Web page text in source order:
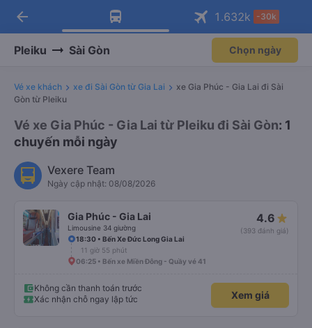
Tải app Vexere ngay!
Nhận ưu đãi thành viên độc
Mở app
Tải app Vexere
-30k/ghế khi đặt vé máy bay qua
Mở app
arrow_back 1.632k -30k
Pleiku Sài Gòn Chọn ngày
Vé xe khách xe đi Sài Gòn từ Gia Lai
xe Gia Phúc - Gia Lai đi Sài
Gòn từ Pleiku
Vé xe Gia Phúc - Gia Lai từ Pleiku đi Sài Gòn: 1
chuyến mỗi ngày
Vexere Team
Ngày cập nhật: 08/08/2026
Gia Phúc - Gia Lai
Limousine 34 giường
4.6
(393 đánh giá)
18:30 • Bến Xe Đức Long Gia Lai
11 giờ 55 phút
06:25 • Bến xe Miền Đông - Quầy vé 41
Không cần thanh toán trước
Xác nhận chỗ ngay lập tức
Xem giá